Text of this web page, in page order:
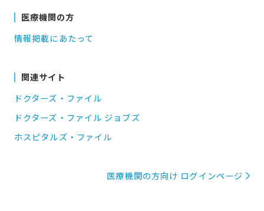
医療機関の方
情報掲載にあたって
関連サイト
ドクターズ・ファイル
ドクターズ・ファイル ジョブズ
ホスピタルズ・ファイル
医療機関の方向け ログインページ